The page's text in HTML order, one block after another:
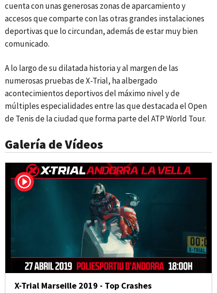
cuenta con unas generosas zonas de aparcamiento y
accesos que comparte con las otras grandes instalaciones
deportivas que lo circundan, además de estar muy bien
comunicado.
A lo largo de su dilatada historia y al margen de las
numerosas pruebas de X-Trial, ha albergado
acontecimientos deportivos del máximo nivel y de
múltiples especialidades entre las que destacada el Open
de Tenis de la ciudad que forma parte del ATP World Tour.
Galería de Vídeos
X-Trial Marseille 2019 - Top Crashes